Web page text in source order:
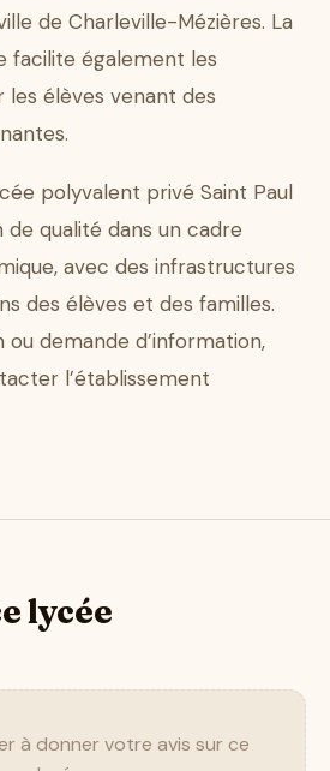
de Charleville-Mézières. La
facilite également les
élèves venant des
polyvalent privé Saint Paul
qualité dans un cadre
avec des infrastructures
des élèves et des familles.
demande d’information,
l’établissement
lycée
à donner votre avis sur ce